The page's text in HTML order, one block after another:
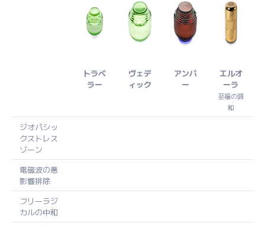
トラベ
ラー
ヴェデ
ィック
アンバ
ー
エルオ
ーラ
至福の調
和
ジオパシッ
クストレス
ゾーン
電磁波の悪
影響排除
フリーラジ
カルの中和